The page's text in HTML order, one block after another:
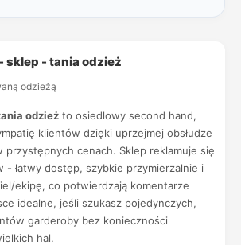
sklep - tania odzież
odzieżą
odzież to osiedlowy second hand,
klientów dzięki uprzejmej obsłudze
przystępnych cenach. Sklep reklamuje się
- łatwy dostęp, szybkie przymierzalnie i
ekipę, co potwierdzają komentarze
idealne, jeśli szukasz pojedynczych,
garderoby bez konieczności
hal.